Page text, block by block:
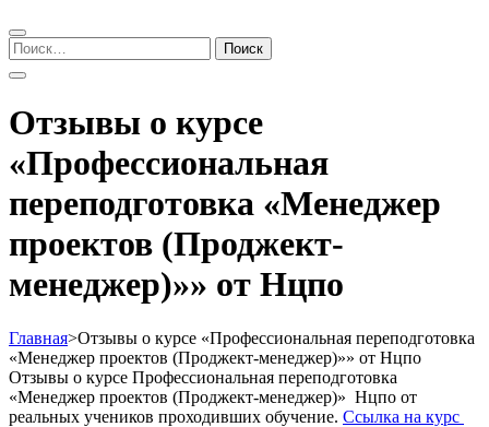
Найти:
Отзывы о курсе
«Профессиональная
переподготовка «Менеджер
проектов (Проджект-
менеджер)»» от Нцпо
Главная>Отзывы о курсе «Профессиональная переподготовка
«Менеджер проектов (Проджект-менеджер)»» от Нцпо
Отзывы о курсе Профессиональная переподготовка
«Менеджер проектов (Проджект-менеджер)» Нцпо от
реальных учеников проходивших обучение. Ссылка на курс